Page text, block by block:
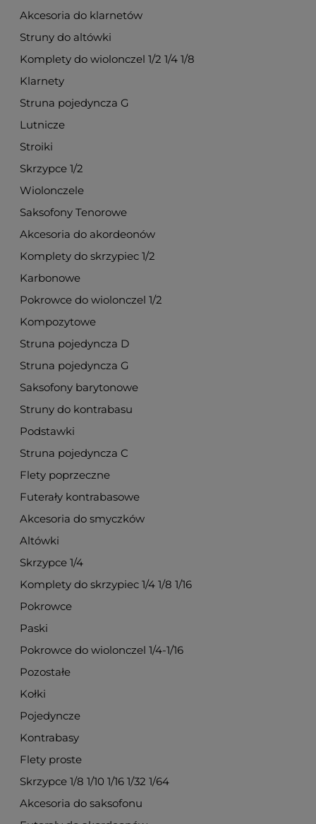
Akcesoria do klarnetów
Struny do altówki
Komplety do wiolonczel 1/2 1/4 1/8
Klarnety
Struna pojedyncza G
Lutnicze
Stroiki
Skrzypce 1/2
Wiolonczele
Saksofony Tenorowe
Akcesoria do akordeonów
Komplety do skrzypiec 1/2
Karbonowe
Pokrowce do wiolonczel 1/2
Kompozytowe
Struna pojedyncza D
Struna pojedyncza G
Saksofony barytonowe
Struny do kontrabasu
Podstawki
Struna pojedyncza C
Flety poprzeczne
Futerały kontrabasowe
Akcesoria do smyczków
Altówki
Skrzypce 1/4
Komplety do skrzypiec 1/4 1/8 1/16
Pokrowce
Paski
Pokrowce do wiolonczel 1/4-1/16
Pozostałe
Kołki
Pojedyncze
Kontrabasy
Flety proste
Skrzypce 1/8 1/10 1/16 1/32 1/64
Akcesoria do saksofonu